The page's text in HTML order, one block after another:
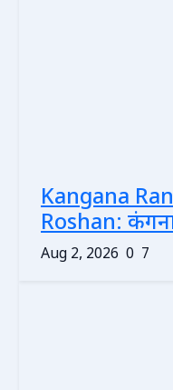
Kangana
Roshan:
Aug 2, 2026 0 7